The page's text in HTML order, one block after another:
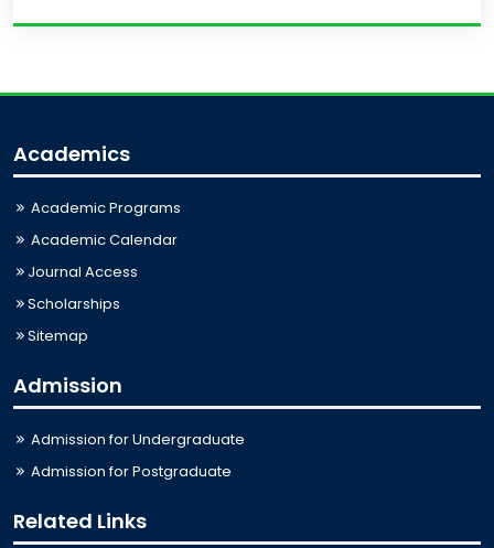
Academics
Academic Programs
Academic Calendar
Journal Access
Scholarships
Sitemap
Admission
Admission for Undergraduate
Admission for Postgraduate
Related Links